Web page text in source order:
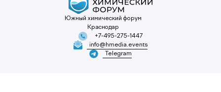
Южный химический форум
Краснодар
+7-495-275-1447
info@hmedia.events
Telegram